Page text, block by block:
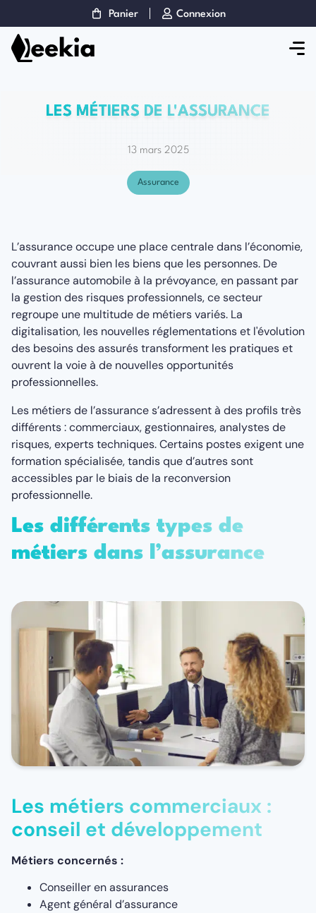
Panier Connexion
LES MÉTIERS DE L'ASSURANCE
13 mars 2025
Assurance
L’assurance occupe une place centrale dans l’économie,
couvrant aussi bien les biens que les personnes. De
l’assurance automobile à la prévoyance, en passant par
la gestion des risques professionnels, ce secteur
regroupe une multitude de métiers variés. La
digitalisation, les nouvelles réglementations et l'évolution
des besoins des assurés transforment les pratiques et
ouvrent la voie à de nouvelles opportunités
professionnelles.
Les métiers de l’assurance s’adressent à des profils très
différents : commerciaux, gestionnaires, analystes de
risques, experts techniques. Certains postes exigent une
formation spécialisée, tandis que d’autres sont
accessibles par le biais de la reconversion
professionnelle.
Les différents types de
métiers dans l’assurance
Les métiers commerciaux :
conseil et développement
Métiers concernés :
Conseiller en assurances
Agent général d’assurance